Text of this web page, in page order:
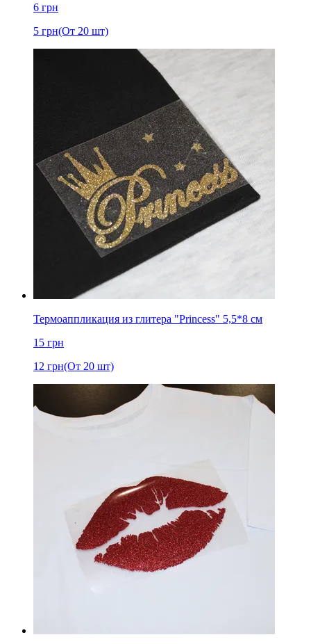
6 грн
5 грн(От 20 шт)
Термоаппликация из глитера "Princess" 5,5*8 см
15 грн
12 грн(От 20 шт)